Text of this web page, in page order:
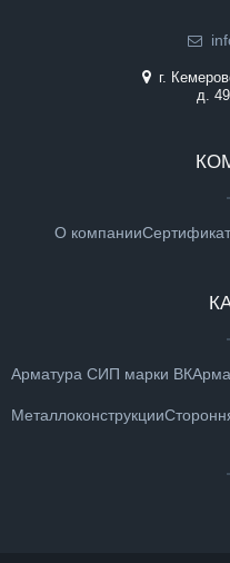
г.
д.
О компании
Арматура СИП марки ВК
Металлоконструкции